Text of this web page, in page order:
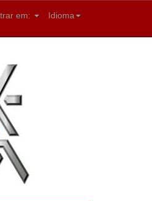
Idioma
em: